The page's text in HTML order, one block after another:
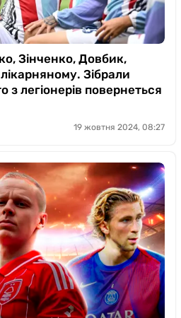
Зінченко, Довбик,
Зібрали
з легіонерів повернеться
19 жовтня 2024, 08:27